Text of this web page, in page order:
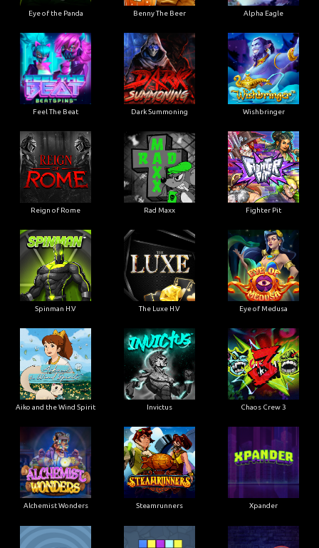
Eye of the Panda Benny The Beer Alpha Eagle
Feel The Beat Dark Summoning Wishbringer
Reign of Rome Rad Maxx Fighter Pit
Spinman H.V The Luxe H.V Eye of Medusa
Aiko and the Wind Spirit Invictus Chaos Crew 3
Alchemist Wonders Steamrunners Xpander